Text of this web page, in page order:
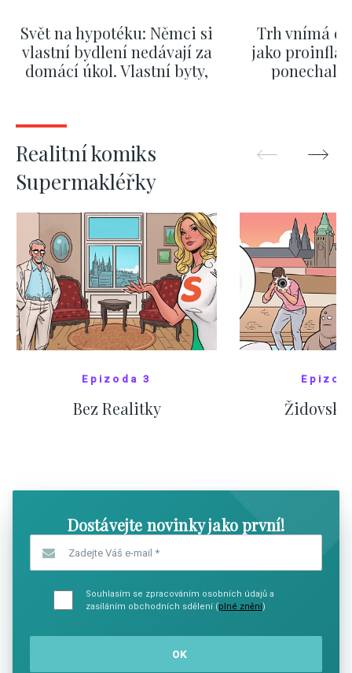
Svět na hypotéku: Němci si
vlastní bydlení nedávají za
domácí úkol. Vlastní byty,
Trh vnímá
jako
ponechali
Realitní komiks
Supermakléřky
Epizoda 3
Bez Realitky
Dostávejte novinky jako první!
Souhlasím se zpracováním osobních údajů a
zasíláním obchodních sdělení (plné znění)